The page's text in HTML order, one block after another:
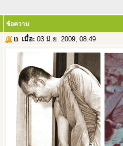
ข้อความ
เมื่อ: 03 มิ.ย. 2009, 08:49